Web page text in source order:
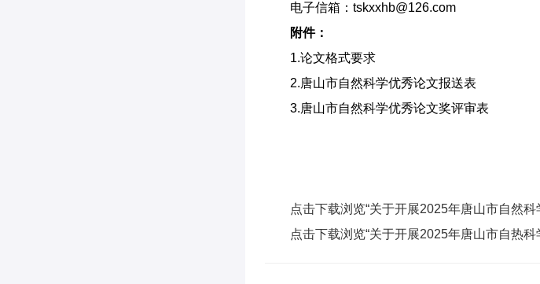
电子信箱：tskxxhb@126.com
附件：
1.论文格式要求
2.唐山市自然科学优秀论文报送表
3.唐山市自然科学优秀论文奖评审表
点击下载浏览“关于开展2025年唐山市自然
点击下载浏览“关于开展2025年唐山市自热